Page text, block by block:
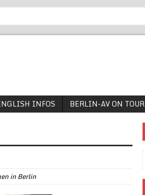
INFOS BERLIN-AV ON TOUR
in Berlin